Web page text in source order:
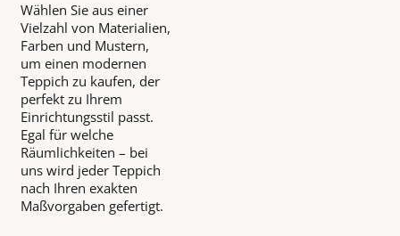
Wählen Sie aus einer
Vielzahl von Materialien,
Farben und Mustern,
um einen modernen
Teppich zu kaufen, der
perfekt zu Ihrem
Einrichtungsstil passt.
Egal für welche
Räumlichkeiten – bei
uns wird jeder Teppich
nach Ihren exakten
Maßvorgaben gefertigt.